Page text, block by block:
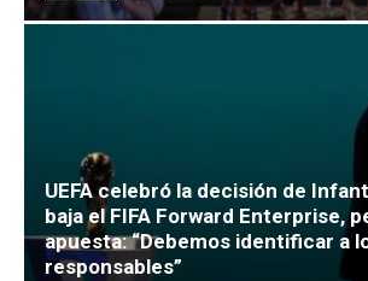
UEFA celebró la decisión de
baja el FIFA Forward Enterprise,
apuesta: “Debemos identificar a
responsables”